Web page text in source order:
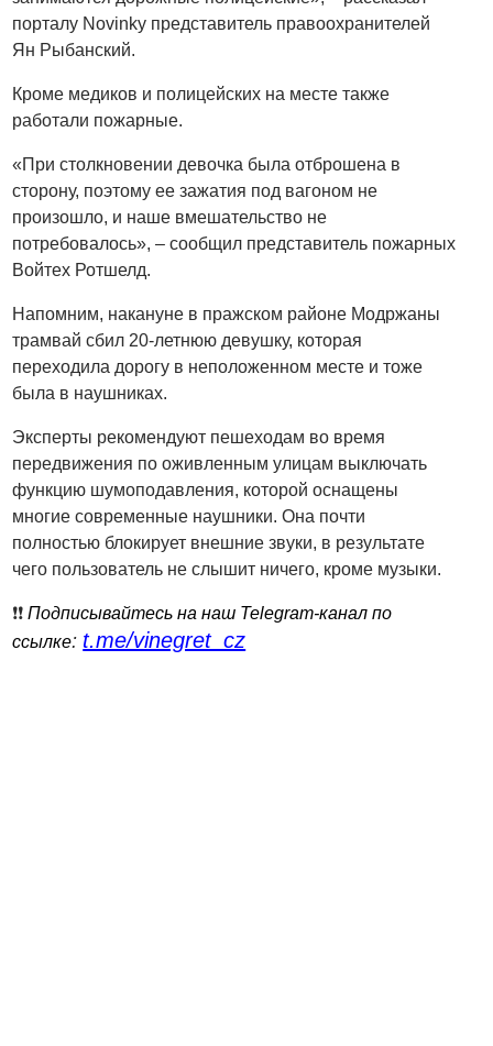
порталу Novinky представитель правоохранителей
Ян Рыбанский.
Кроме медиков и полицейских на месте также
работали пожарные.
«При столкновении девочка была отброшена в
сторону, поэтому ее зажатия под вагоном не
произошло, и наше вмешательство не
потребовалось», – сообщил представитель пожарных
Войтех Ротшелд.
Напомним, накануне в пражском районе Модржаны
трамвай сбил 20-летнюю девушку, которая
переходила дорогу в неположенном месте и тоже
была в наушниках.
Эксперты рекомендуют пешеходам во время
передвижения по оживленным улицам выключать
функцию шумоподавления, которой оснащены
многие современные наушники. Она почти
полностью блокирует внешние звуки, в результате
чего пользователь не слышит ничего, кроме музыки.
❗️❗️Подписывайтесь на наш Telegram-канал по
ссылке: t.me/vinegret_cz